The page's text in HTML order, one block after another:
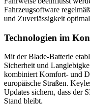
Fahrzeugsoftware
und Zuverlässigkeit
Technologien im
Mit der Blade-Batterie
Sicherheit und
kombiniert Komfort- und
europäische Straßen.
Updates sichern, dass der
Stand bleibt.